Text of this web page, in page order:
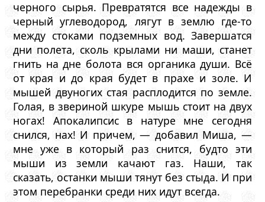
черного сырья. Превратятся все надежды в
черный углеводород, лягут в землю где-то
между стоками подземных вод. Завершатся
дни полета, сколь крылами ни маши, станет
гнить на дне болота вся органика души. Всё
от края и до края будет в прахе и золе. И
мышей двуногих стая расплодится по земле.
Голая, в звериной шкуре мышь стоит на двух
ногах! Апокалипсис в натуре мне сегодня
снился, нах! И причем, — добавил Миша, —
мне уже в который раз снится, будто эти
мыши из земли качают газ. Наши, так
сказать, останки мыши тянут без стыда. И при
этом перебранки среди них идут всегда.